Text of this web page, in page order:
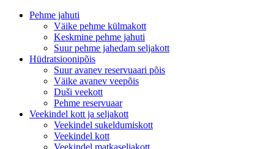
Pehme jahuti
Väike pehme külmakott
Keskmine pehme jahuti
Suur pehme jahedam seljakott
Hüdratsioonipõis
Suur avanev reservuaari põis
Väike avanev veepõis
Duši veekott
Pehme reservuaar
Veekindel kott ja seljakott
Veekindel sukeldumiskott
Veekindel kott
Veekindel matkaseljakott